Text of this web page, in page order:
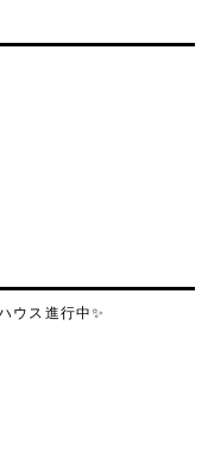
ウス進行中✨